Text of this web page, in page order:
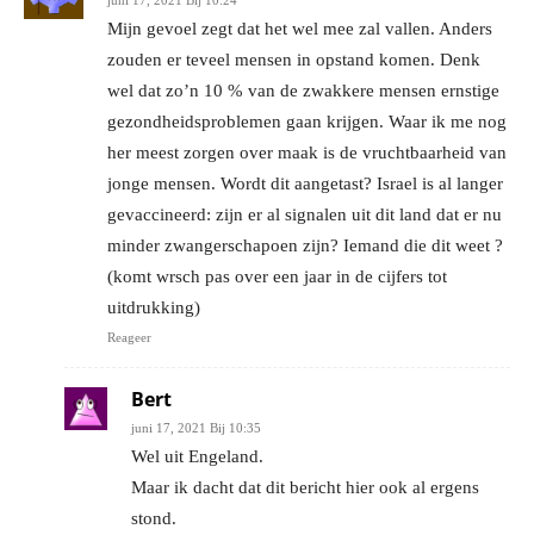
Mijn gevoel zegt dat het wel mee zal vallen. Anders
zouden er teveel mensen in opstand komen. Denk
wel dat zo’n 10 % van de zwakkere mensen ernstige
gezondheidsproblemen gaan krijgen. Waar ik me nog
her meest zorgen over maak is de vruchtbaarheid van
jonge mensen. Wordt dit aangetast? Israel is al langer
gevaccineerd: zijn er al signalen uit dit land dat er nu
minder zwangerschapoen zijn? Iemand die dit weet ?
(komt wrsch pas over een jaar in de cijfers tot
uitdrukking)
Reageer
Bert
juni 17, 2021 Bij 10:35
Wel uit Engeland.
Maar ik dacht dat dit bericht hier ook al ergens
stond.